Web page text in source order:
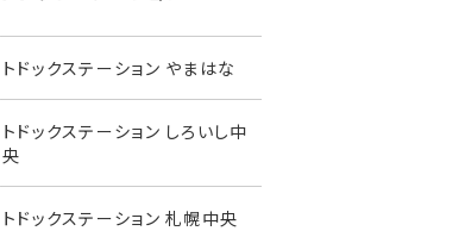
トドックステーション やまはな
トドックステーション しろいし中
央
トドックステーション 札幌中央